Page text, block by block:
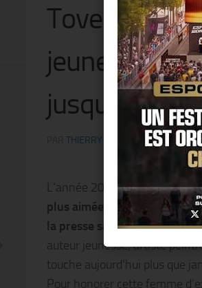
Tove
jeunesse,
jusqu’au 24
THIERRY KER · PUBLIÉ13
L’année 2014 a marqué le
plus aimée et appréciée :
la presse satirique pendant
auteur jeunesse, artiste
touche aujourd’hui plus que
Pour honorer cette femme